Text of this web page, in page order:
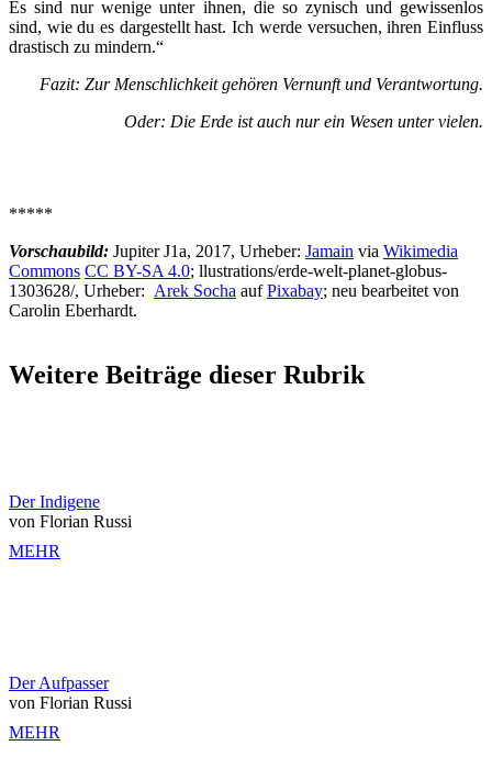
Es sind nur wenige unter ihnen, die so zynisch und gewissenlos
sind, wie du es dargestellt hast. Ich werde versuchen, ihren Einfluss
drastisch zu mindern.“
Fazit: Zur Menschlichkeit gehören Vernunft und Verantwortung.
Oder: Die Erde ist auch nur ein Wesen unter vielen.
*****
Vorschaubild: Jupiter J1a, 2017, Urheber: Jamain via Wikimedia
Commons CC BY-SA 4.0; llustrations/erde-welt-planet-globus-
1303628/, Urheber: Arek Socha aufPixabay; neu bearbeitet von
Carolin Eberhardt.
Weitere Beiträge dieser Rubrik
Der Indigene
von Florian Russi
MEHR
Der Aufpasser
von Florian Russi
MEHR